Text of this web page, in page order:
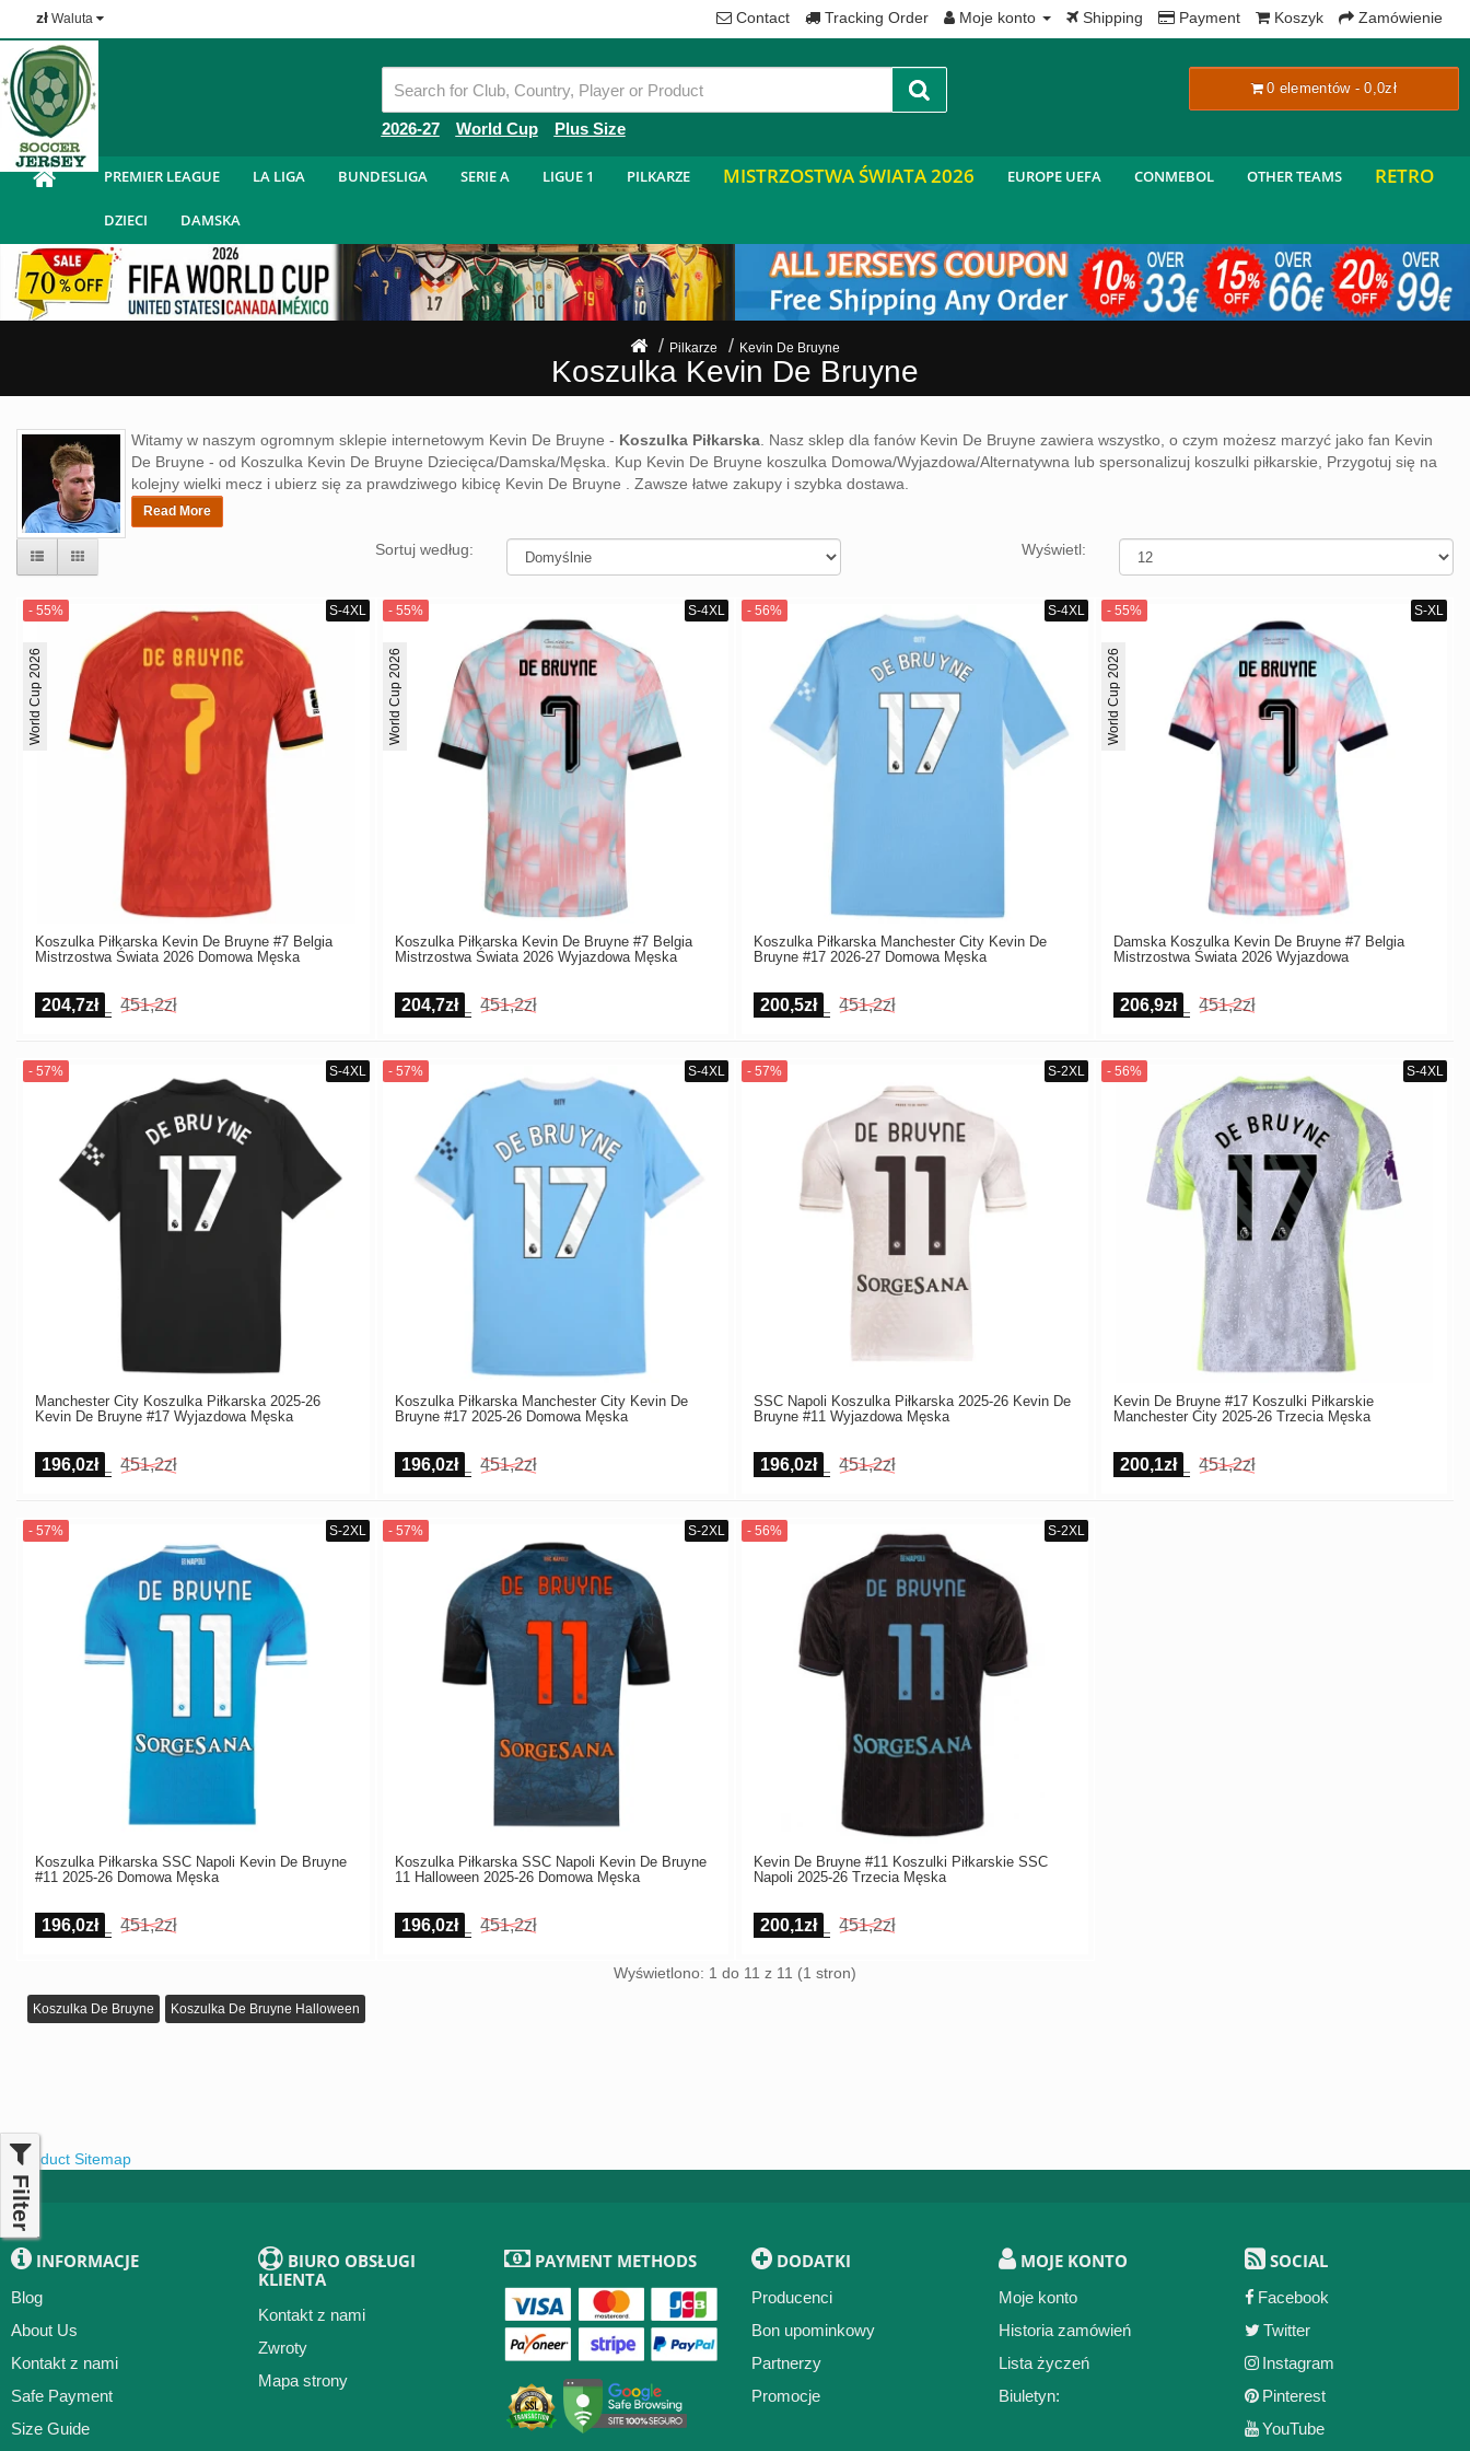
zł Waluta Contact Tracking Order Moje konto Shipping Payment Koszyk Zamówienie
Tanie Koszulka Piłkarska
2026-27 World Cup Plus Size
0 elementów - 0,0zł
x
PREMIER LEAGUE LA LIGA BUNDESLIGA SERIE A LIGUE 1 PILKARZE MISTRZOSTWA ŚWIATA 2026 EUROPE UEFA CONMEBOL OTHER TEAMS RETRO
DZIECI DAMSKA
Pilkarze Kevin De Bruyne
Koszulka Kevin De Bruyne
Witamy w naszym ogromnym sklepie internetowym Kevin De Bruyne - Koszulka Piłkarska . Nasz sklep dla fanów Kevin De Bruyne zawiera wszystko, o czym możesz marzyć jako fan Kevin
De Bruyne - od Koszulka Kevin De Bruyne Dziecięca/Damska/Męska. Kup Kevin De Bruyne koszulka Domowa/Wyjazdowa/Alternatywna lub spersonalizuj koszulki piłkarskie, Przygotuj się na
kolejny wielki mecz i ubierz się za prawdziwego kibicę Kevin De Bruyne . Zawsze łatwe zakupy i szybka dostawa.
Read More
Filter
Sortuj według: Wyświetl:
Koszulka Piłkarska Kevin De Bruyne #7 Belgia
Mistrzostwa Świata 2026 Domowa Męska
World Cup 2026
204,7zł 451,2zł
Koszulka Piłkarska Kevin De Bruyne #7 Belgia
Mistrzostwa Świata 2026 Wyjazdowa Męska
World Cup 2026
204,7zł 451,2zł
Koszulka Piłkarska Manchester City Kevin De
Bruyne #17 2026-27 Domowa Męska
200,5zł 451,2zł
Damska Koszulka Kevin De Bruyne #7 Belgia
Mistrzostwa Świata 2026 Wyjazdowa
World Cup 2026
206,9zł 451,2zł
Manchester City Koszulka Piłkarska 2025-26
Kevin De Bruyne #17 Wyjazdowa Męska
196,0zł 451,2zł
Koszulka Piłkarska Manchester City Kevin De
Bruyne #17 2025-26 Domowa Męska
196,0zł 451,2zł
SSC Napoli Koszulka Piłkarska 2025-26 Kevin De
Bruyne #11 Wyjazdowa Męska
196,0zł 451,2zł
Kevin De Bruyne #17 Koszulki Piłkarskie
Manchester City 2025-26 Trzecia Męska
200,1zł 451,2zł
Koszulka Piłkarska SSC Napoli Kevin De Bruyne
#11 2025-26 Domowa Męska
196,0zł 451,2zł
Koszulka Piłkarska SSC Napoli Kevin De Bruyne
11 Halloween 2025-26 Domowa Męska
196,0zł 451,2zł
Kevin De Bruyne #11 Koszulki Piłkarskie SSC
Napoli 2025-26 Trzecia Męska
200,1zł 451,2zł
Wyświetlono: 1 do 11 z 11 (1 stron)
Koszulka De Bruyne Koszulka De Bruyne Halloween
Product Sitemap
INFORMACJE
Blog
About Us
Kontakt z nami
Safe Payment
Size Guide
BIURO OBSŁUGI
KLIENTA
Kontakt z nami
Zwroty
Mapa strony
PAYMENT METHODS DODATKI
Producenci
Bon upominkowy
Partnerzy
Promocje
MOJE KONTO
Moje konto
Historia zamówień
Lista życzeń
Biuletyn:
SOCIAL
Facebook
Twitter
Instagram
Pinterest
YouTube